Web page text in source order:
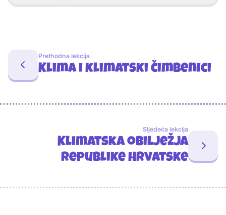
Prethodna lekcija
Klima i klimatski čimbenici
Sljedeća lekcija
Klimatska obilježja
Republike Hrvatske